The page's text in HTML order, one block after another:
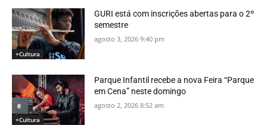
+Cultura
GURI está com inscrições abertas para o 2º
semestre
agosto 3, 2026 9:40 pm
+Cultura
Parque Infantil recebe a nova Feira “Parque
em Cena” neste domingo
agosto 2, 2026 8:52 am